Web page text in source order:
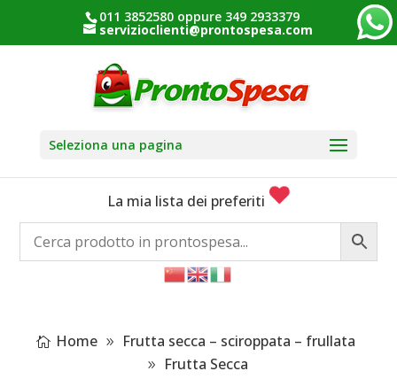
011 3852580 oppure 349 2933379
servizioclienti@prontospesa.com
Seleziona una pagina
La mia lista dei preferiti
Home
Frutta secca – sciroppata – frullata
Frutta Secca